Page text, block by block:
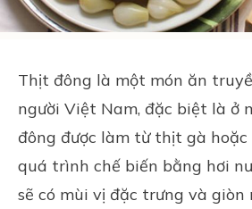
Thịt đông là một món ăn
người Việt Nam, đặc biệt là ở
đông được làm từ thịt gà hoặc
quá trình chế biến bằng hơi
sẽ có mùi vị đặc trưng và